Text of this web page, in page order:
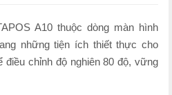
A10 thuộc dòng màn hình
những tiện ích thiết thực cho
điều chỉnh độ nghiên 80 độ, vững